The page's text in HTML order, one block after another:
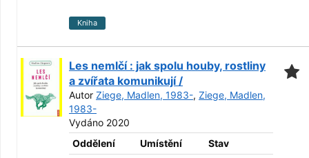
Kniha
Les nemlčí : jak spolu houby, rostliny
a zvířata komunikují /
Autor Ziege, Madlen, 1983-, Ziege, Madlen,
1983-
Vydáno 2020
Oddělení
Umístění
Stav